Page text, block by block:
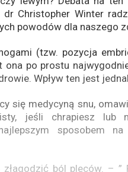
Christopher Winter
powodów dla naszego
(tzw. pozycja
po prostu
Wpływ ten jest
się medycyną snu,
jeśli chrapiesz lub
sposobem na
ból pleców. – ”